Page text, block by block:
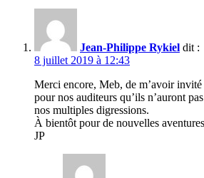
Jean-Philippe Rykiel dit :
8 juillet 2019 à 12:43
Merci encore, Meb, de m’avoir invité
pour nos auditeurs qu’ils n’auront
nos multiples digressions.
À bientôt pour de nouvelles
JP